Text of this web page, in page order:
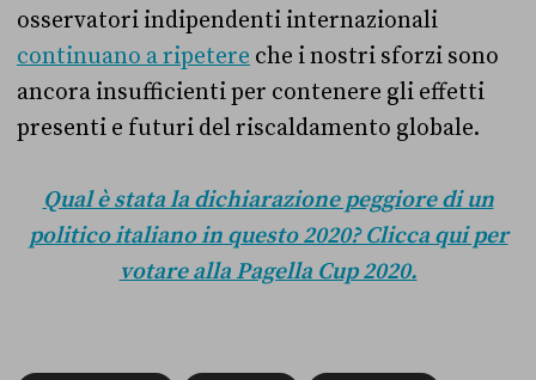
osservatori indipendenti internazionali
continuano a ripetere che i nostri sforzi sono
ancora insufficienti per contenere gli effetti
presenti e futuri del riscaldamento globale.
Qual è stata la dichiarazione peggiore di un
politico italiano in questo 2020? Clicca qui per
votare alla Pagella Cup 2020.